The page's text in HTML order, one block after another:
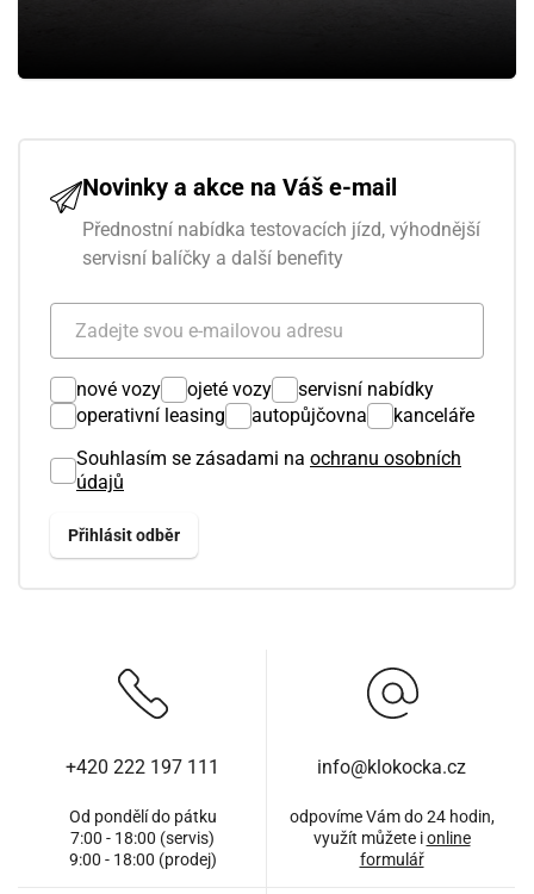
Novinky a akce na Váš e-mail
Přednostní nabídka testovacích jízd, výhodnější
servisní balíčky a další benefity
nové vozy ojeté vozy
servisní nabídky
operativní leasing
autopůjčovna
kanceláře
Souhlasím se zásadami na ochranu osobních
údajů
+420 222 197 111
Od pondělí do pátku
7:00 - 18:00 (servis)
9:00 - 18:00 (prodej)
info@klokocka.cz
odpovíme Vám do 24 hodin,
využít můžete ionline
formulář